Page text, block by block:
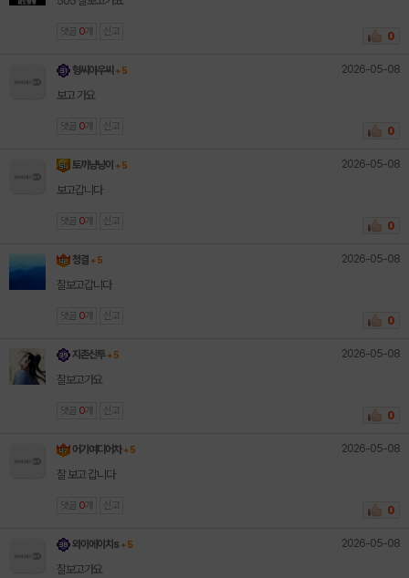
댓글 0 개 신고 0
형씨아우씨 + 5 2026-05-08
보고 가요
댓글 0 개 신고 0
토끼냥냥이 + 5 2026-05-08
보고갑니다
댓글 0 개 신고 0
청결 + 5 2026-05-08
잘보고갑니다
댓글 0 개 신고 0
지존신투 + 5 2026-05-08
잘보고가요
댓글 0 개 신고 0
어기여디어차 + 5 2026-05-08
잘 보고 갑니다
댓글 0 개 신고 0
와이에이치s + 5 2026-05-08
잘보고가요